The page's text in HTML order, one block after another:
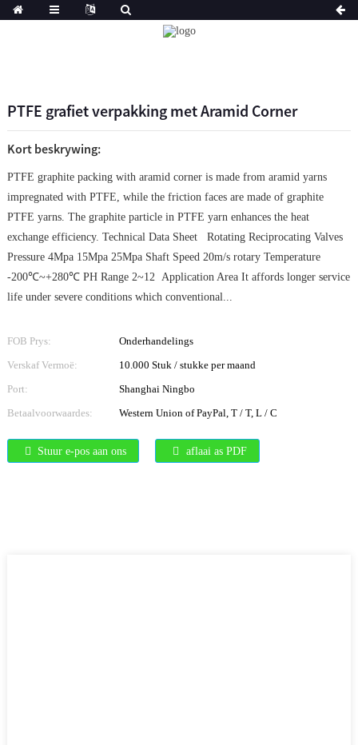
PTFE grafiet verpakking met Aramid Corner
Kort beskrywing:
PTFE graphite packing with aramid corner is made from aramid yarns
impregnated with PTFE, while the friction faces are made of graphite
PTFE yarns. The graphite particle in PTFE yarn enhances the heat
exchange efficiency. Technical Data Sheet Rotating Reciprocating Valves
Pressure 4Mpa 15Mpa 25Mpa Shaft Speed 20m/s rotary Temperature
-200℃~+280℃ PH Range 2~12 Application Area It affords longer service
life under severe conditions which conventional...
FOB Prys:
Onderhandelings
Verskaf Vermoë:
10.000 Stuk / stukke per maand
Port:
Shanghai Ningbo
Betaalvoorwaardes:
Western Union of PayPal, T / T, L / C
Stuur e-pos aan ons aflaai as PDF